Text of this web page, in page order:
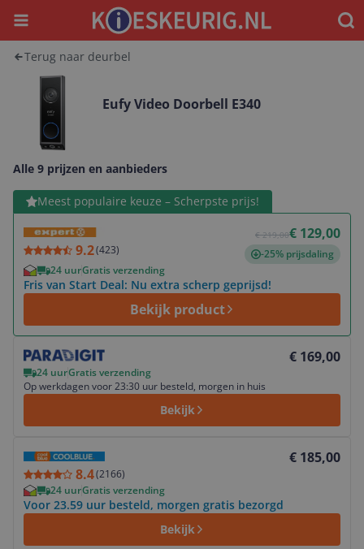
Menu
Terug naar deurbel
Eufy Video Doorbell E340
Alle 9 prijzen en aanbieders
Meest populaire keuze – Scherpste prijs!
9.2(423)
€ 219,00€ 129,00
-25% prijsdaling
24 uurGratis verzending
Fris van Start Deal: Nu extra scherp geprijsd!
Bekijk product
Bekijk product
€ 169,00
24 uurGratis verzending
Op werkdagen voor 23:30 uur besteld, morgen in huis
Bekijk
Bekijk product
8.4(2166)
€ 185,00
24 uurGratis verzending
Voor 23.59 uur besteld, morgen gratis bezorgd
Bekijk